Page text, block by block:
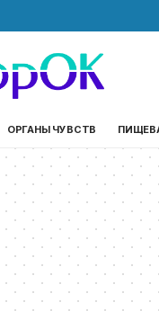
ОРГАНЫ ЧУВСТВ